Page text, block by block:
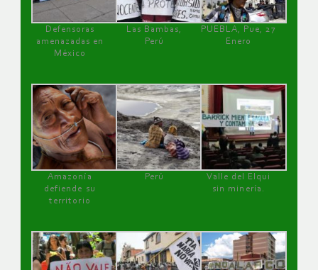
Defensoras
amenazadas en
México
Las Bambas,
Perú
PUEBLA, Pue, 27
Enero
Amazonía
defiende su
territorio
Perú
Valle del Elqui
sin minería.